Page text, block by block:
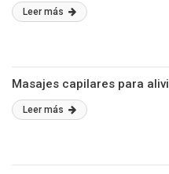
Leer más
Masajes capilares para
Leer más